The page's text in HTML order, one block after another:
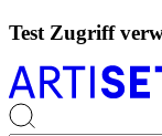
Test Zugriff